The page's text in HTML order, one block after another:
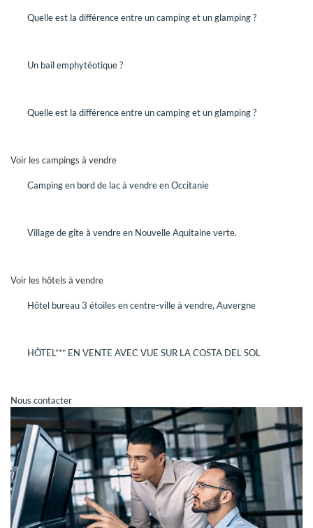
DEMANDEZ UN RENDEZ-VOUS
QUELLE EST LA VALEUR DE MON
AUJOURD'HUI ?
elles sont offertes.
CONSULTEZ NOS OFFRES
Vous êtes honnête, autonome, organisé, vous aimez les défis
et la satisfaction du client, vous avez l'esprit d'équipe,
rejoignez-nous !
GRAVITAO ET VOUS
Quelle est la différence entre un camping et un glamping ?
Un bail emphytéotique ?
Quelle est la différence entre un camping et un glamping ?
Voir les campings à vendre
Camping en bord de lac à vendre en Occitanie
Village de gîte à vendre en Nouvelle Aquitaine verte.
Voir les hôtels à vendre
Hôtel bureau 3 étoiles en centre-ville à vendre, Auvergne
HÔTEL*** EN VENTE AVEC VUE SUR LA COSTA DEL SOL
Nous contacter